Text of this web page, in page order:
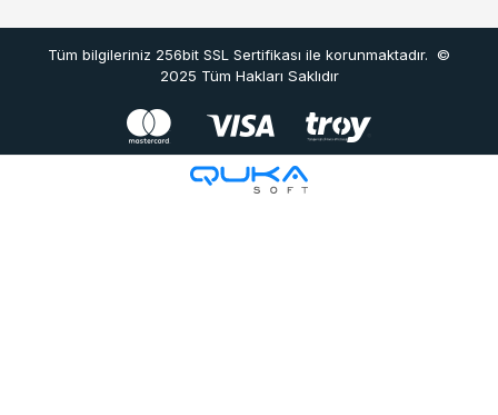
Tüm bilgileriniz 256bit SSL Sertifikası ile korunmaktadır. ©
2025 Tüm Hakları Saklıdır